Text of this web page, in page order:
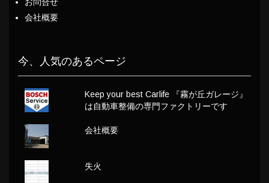
お問合せ
会社概要
今、人気のあるページ
Keep your best Carlife 『霧が丘ガレージ』
は自動車整備の専門ファクトリーです
会社概要
失火